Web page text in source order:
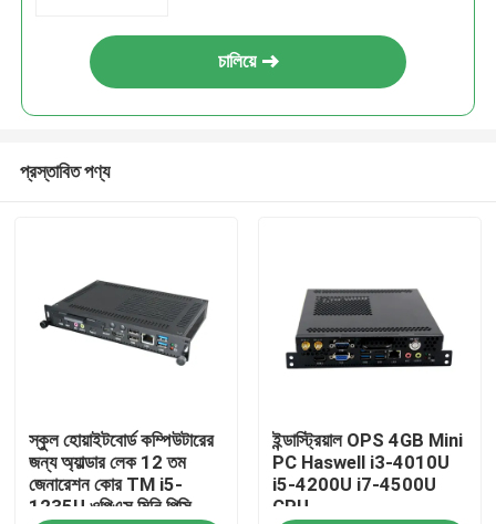
চালিয়ে
প্রস্তাবিত পণ্য
স্কুল হোয়াইটবোর্ড কম্পিউটারের
জন্য অ্যাল্ডার লেক 12 তম
জেনারেশন কোর TM i5-
1235U ওপিএস মিনি পিসি
ইন্ডাস্ট্রিয়াল OPS 4GB Mini
PC Haswell i3-4010U
i5-4200U i7-4500U
CPU